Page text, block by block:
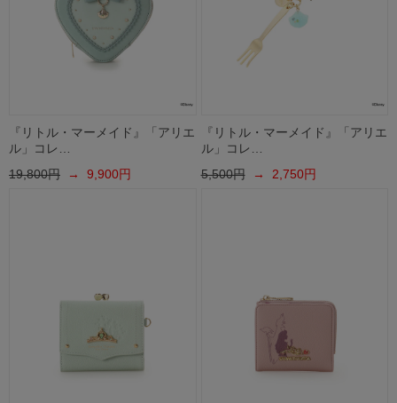
『リトル・マーメイド』「アリエ
ル」コレ…
19,800円 → 9,900円
『リトル・マーメイド』「アリエ
ル」コレ…
5,500円→ 2,750円